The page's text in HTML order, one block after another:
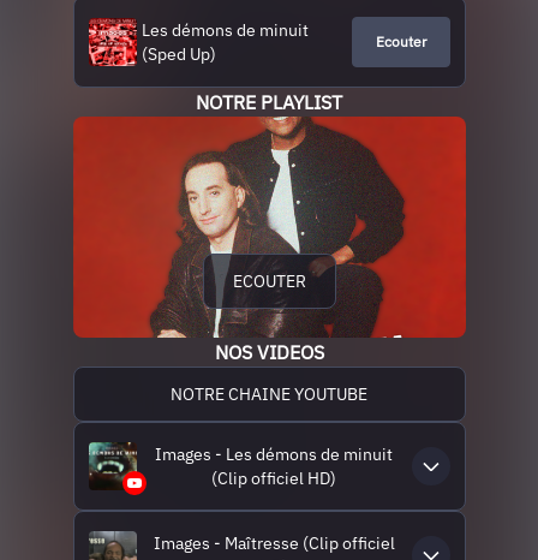
Les démons de minuit
(Sped Up)
Ecouter
NOTRE PLAYLIST
ECOUTER
NOS VIDEOS
NOTRE CHAINE YOUTUBE
Images - Les démons de minuit
(Clip officiel HD)
Images - Maîtresse (Clip officiel